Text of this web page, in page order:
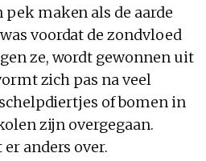
pekmaken als de aarde
voordat de zondvloed
ze, wordt gewonnen uit
zich pas na veel
of bomenin
zijn overgegaan.
anders over.